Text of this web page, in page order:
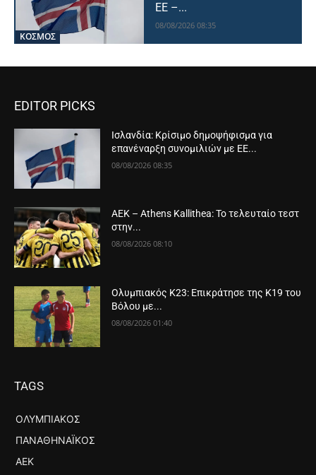
ΚΟΣΜΟΣ
ΕΕ –...
08/08/2026 08:35
EDITOR PICKS
Ισλανδία: Κρίσιμο δημοψήφισμα για
επανέναρξη συνομιλιών με ΕΕ...
08/08/2026 08:35
ΑΕΚ – Athens Kallithea: Το τελευταίο τεστ
στην...
08/08/2026 08:10
Ολυμπιακός Κ23: Επικράτησε της Κ19 του
Βόλου με...
08/08/2026 01:40
TAGS
ΟΛΥΜΠΙΑΚΌΣ
ΠΑΝΑΘΗΝΑΪΚΌΣ
ΑΕΚ